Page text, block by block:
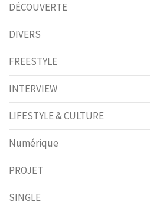
DÉCOUVERTE
DIVERS
FREESTYLE
INTERVIEW
LIFESTYLE & CULTURE
Numérique
PROJET
SINGLE